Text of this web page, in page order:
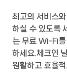
최고의 서비스
하실 수 있도록
는 무료 Wi-Fi를
하세요.체크인
원활하고 효율